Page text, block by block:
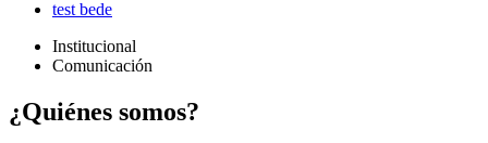
test bede
Institucional
Comunicación
¿Quiénes somos?